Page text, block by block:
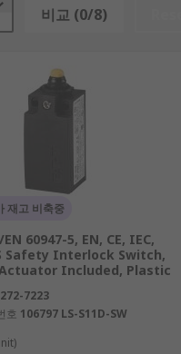
비교 (0/8)
재고 비축중
60947-5, EN, CE, IEC,
Safety Interlock Switch,
Included, Plastic
272-7223
호 106797 LS-S11D-SW